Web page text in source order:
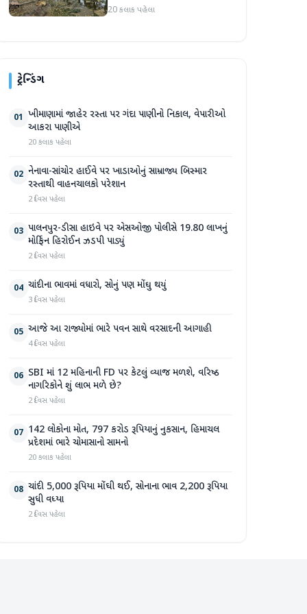
સપ્તાહમાં સેંકડો ભૂંડોના મોત
20 કલાક પહેલા
ટ્રેન્ડિંગ
01 ખીમાણામાં જાહેર રસ્તા પર ગંદા પાણીનો નિકાલ, વેપારીઓ
આકરા પાણીએ
20 કલાક પહેલા
02 નેનાવા-સાંચોર હાઈવે પર ખાડાઓનું સામ્રાજ્ય બિસ્માર
રસ્તાથી વાહનચાલકો પરેશાન
2 દિવસ પહેલા
03 પાલનપુર-ડીસા હાઇવે પર એસઓજી પોલીસે 19.80 લાખનું
મોર્ફિન હિરોઈન ઝડપી પાડ્યું
2 દિવસ પહેલા
04 ચાંદીના ભાવમાં વધારો, સોનું પણ મોંઘુ થયું
3 દિવસ પહેલા
05 આજે આ રાજ્યોમાં ભારે પવન સાથે વરસાદની આગાહી
4 દિવસ પહેલા
06 SBI માં 12 મહિનાની FD પર કેટલું વ્યાજ મળશે, વરિષ્ઠ
નાગરિકોને શું લાભ મળે છે?
2 દિવસ પહેલા
07 142 લોકોના મોત, 797 કરોડ રૂપિયાનું નુકસાન, હિમાચલ
પ્રદેશમાં ભારે ચોમાસાનો સામનો
20 કલાક પહેલા
08 ચાંદી 5,000 રૂપિયા મોંઘી થઈ, સોનાના ભાવ 2,200 રૂપિયા
સુધી વધ્યા
2 દિવસ પહેલા